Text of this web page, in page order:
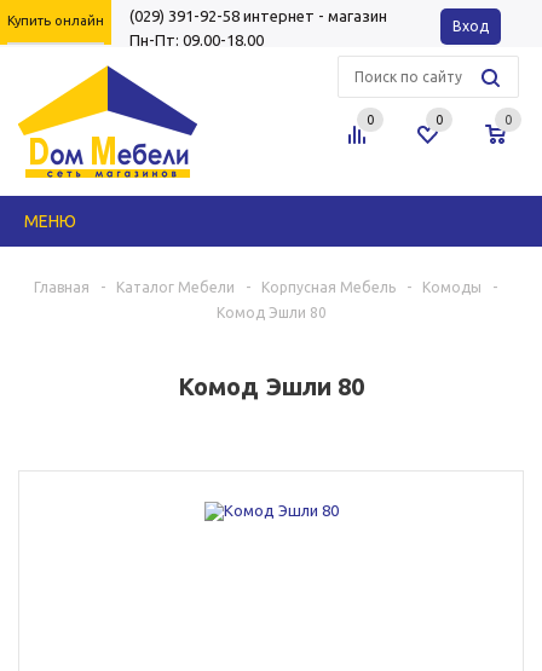
Купить онлайн Вход
(029) 391-92-58 интернет - магазин
Пн-Пт: 09.00-18.00
0 0 0
МЕНЮ
Главная - Каталог Мебели - Корпусная Мебель - Комоды
-
Комод Эшли 80
Комод Эшли 80